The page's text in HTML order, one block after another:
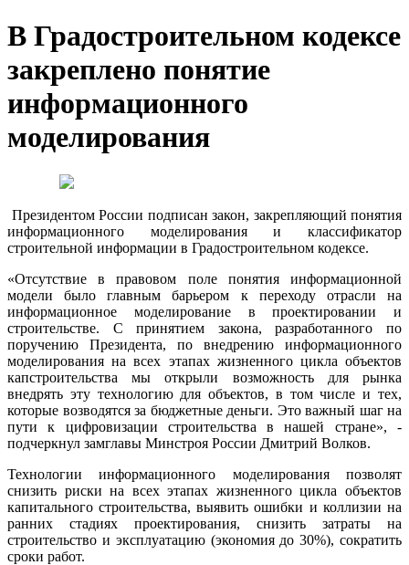
В Градостроительном кодексе
закреплено понятие
информационного
моделирования
Президентом России подписан закон, закрепляющий понятия
информационного моделирования и классификатор
строительной информации в Градостроительном кодексе.
«Отсутствие в правовом поле понятия информационной
модели было главным барьером к переходу отрасли на
информационное моделирование в проектировании и
строительстве. С принятием закона, разработанного по
поручению Президента, по внедрению информационного
моделирования на всех этапах жизненного цикла объектов
капстроительства мы открыли возможность для рынка
внедрять эту технологию для объектов, в том числе и тех,
которые возводятся за бюджетные деньги. Это важный шаг на
пути к цифровизации строительства в нашей стране», -
подчеркнул замглавы Минстроя России Дмитрий Волков.
Технологии информационного моделирования позволят
снизить риски на всех этапах жизненного цикла объектов
капитального строительства, выявить ошибки и коллизии на
ранних стадиях проектирования, снизить затраты на
строительство и эксплуатацию (экономия до 30%), сократить
сроки работ.